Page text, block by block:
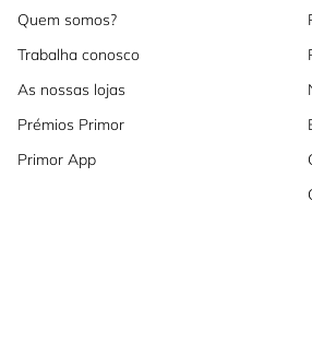
Quem somos?
Trabalha conosco
As nossas lojas
Prémios Primor
Primor App